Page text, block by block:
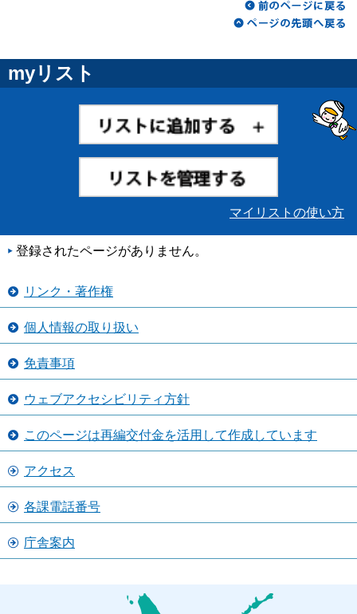
myリスト
マイリストの使い方
登録されたページがありません。
リンク・著作権
個人情報の取り扱い
免責事項
ウェブアクセシビリティ方針
このページは再編交付金を活用して作成しています
アクセス
各課電話番号
庁舎案内